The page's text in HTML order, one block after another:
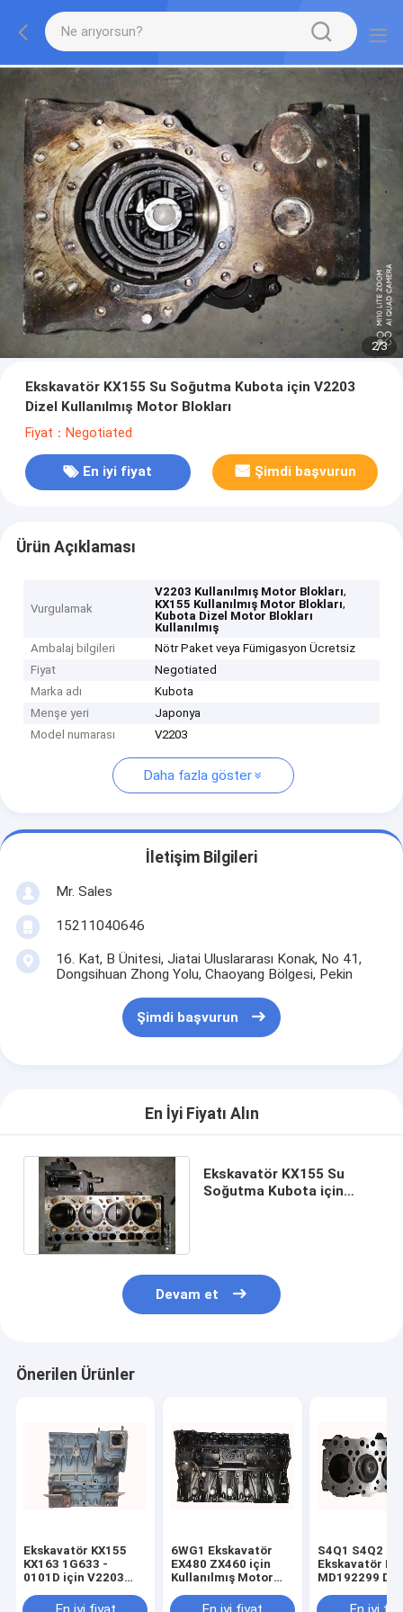
2/3
Ekskavatör KX155 Su Soğutma Kubota için V2203
Dizel Kullanılmış Motor Blokları
Fiyat：Negotiated
En iyi fiyat Şimdi başvurun
Ürün Açıklaması
Vurgulamak
V2203 Kullanılmış Motor Blokları,
KX155 Kullanılmış Motor Blokları,
Kubota Dizel Motor Blokları
Kullanılmış
Ambalaj bilgileri
Nötr Paket veya Fümigasyon Ücretsiz
Fiyat
Negotiated
Marka adı
Kubota
Menşe yeri
Japonya
Model numarası
V2203
Daha fazla göster
İletişim Bilgileri
Mr. Sales
15211040646
16. Kat, B Ünitesi, Jiatai Uluslararası Konak, No 41,
Dongsihuan Zhong Yolu, Chaoyang Bölgesi, Pekin
Şimdi başvurun
En İyi Fiyatı Alın
Ekskavatör KX155 Su
Soğutma Kubota için
Devam et
Önerilen Ürünler
Ekskavatör KX155
KX163 1G633 -
0101D için V2203
Blokları
6WG1 Ekskavatör
EX480 ZX460 için
Kullanılmış Motor
98180452-1 898180-
S4Q1 S4Q2
Ekskavatör
MD192299
Kullanılan